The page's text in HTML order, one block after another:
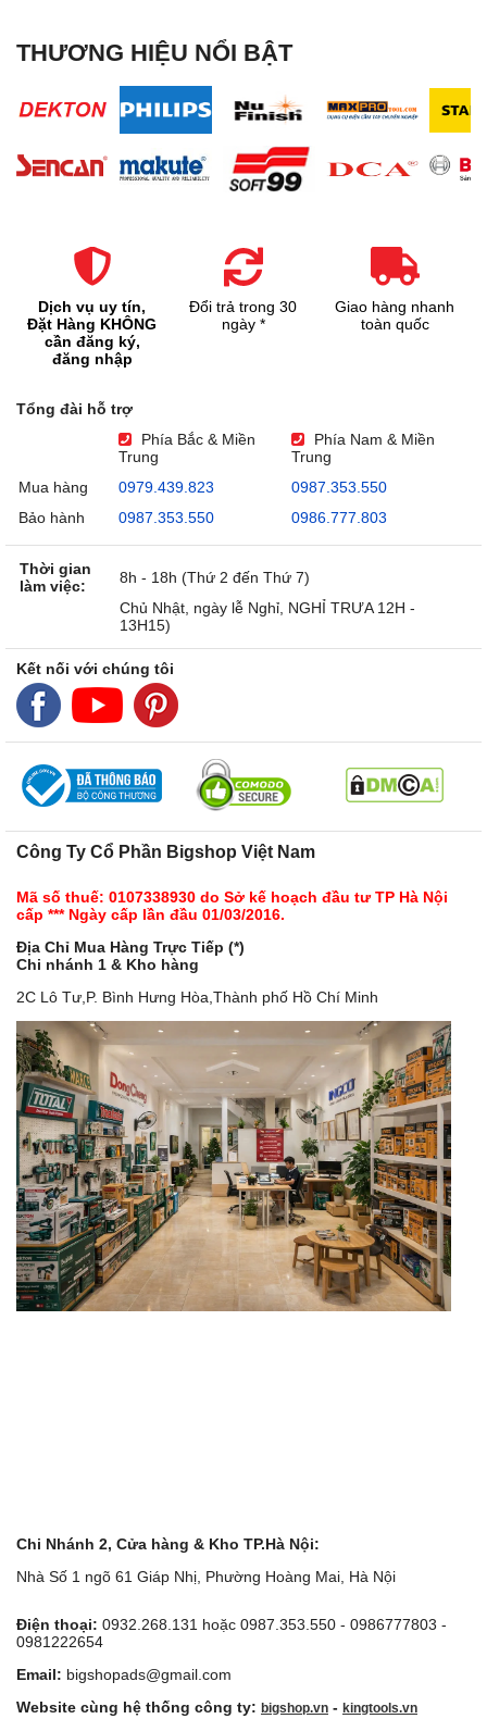
THƯƠNG HIỆU NỔI BẬT
Dịch vụ uy tín,
Đặt Hàng KHÔNG
cần đăng ký,
đăng nhập
Đổi trả trong 30
ngày *
Giao hàng nhanh
toàn quốc
Tổng đài hỗ trợ
Phía Bắc & Miền
Trung
Phía Nam & Miền
Trung
Mua hàng
0979.439.823
0987.353.550
Bảo hành
0987.353.550 0986.777.803
Thời gian
làm việc:
8h - 18h (Thứ 2 đến Thứ 7)
Chủ Nhật, ngày lễ Nghỉ, NGHỈ TRƯA 12H -
13H15)
Kết nối với chúng tôi
Công Ty Cổ Phần Bigshop Việt Nam
Mã số thuế: 0107338930 do Sở kế hoạch đầu tư TP Hà Nội
cấp *** Ngày cấp lần đầu 01/03/2016.
Địa Chỉ Mua Hàng Trực Tiếp (*)
Chi nhánh 1 & Kho hàng
2C Lô Tư,P. Bình Hưng Hòa,Thành phố Hồ Chí Minh
Chi Nhánh 2, Cửa hàng & Kho TP.Hà Nội:
Nhà Số 1 ngõ 61 Giáp Nhị, Phường Hoàng Mai, Hà Nội
Điện thoại: 0932.268.131 hoặc 0987.353.550 - 0986777803 -
0981222654
Email: bigshopads@gmail.com
Website cùng hệ thống công ty: bigshop.vn - kingtools.vn